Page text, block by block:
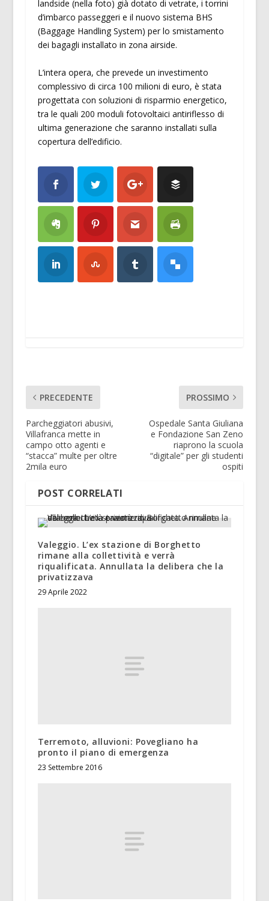
landside (nella foto) già dotato di vetrate, i torrini
d’imbarco passeggeri e il nuovo sistema BHS
(Baggage Handling System) per lo smistamento
dei bagagli installato in zona airside.
L’intera opera, che prevede un investimento
complessivo di circa 100 milioni di euro, è stata
progettata con soluzioni di risparmio energetico,
tra le quali 200 moduli fotovoltaici antiriflesso di
ultima generazione che saranno installati sulla
copertura dell’edificio.
PRECEDENTE
Parcheggiatori abusivi,
Villafranca mette in
campo otto agenti e
“stacca” multe per oltre
2mila euro
PROSSIMO
Ospedale Santa Giuliana
e Fondazione San Zeno
riaprono la scuola
“digitale” per gli studenti
ospiti
POST CORRELATI
Valeggio. L’ex stazione di Borghetto
rimane alla collettività e verrà
riqualificata. Annullata la delibera che la
privatizzava
29 Aprile 2022
Terremoto, alluvioni: Povegliano ha
pronto il piano di emergenza
23 Settembre 2016